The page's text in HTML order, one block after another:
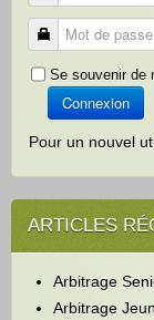
Mot de passe
Se souvenir de
Connexion
Pour un nouvel
ARTICLES
Arbitrage
Arbitrage